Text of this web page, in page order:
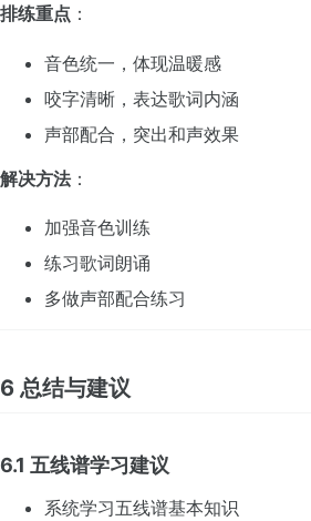
排练重点 ：
音色统一，体现温暖感
咬字清晰，表达歌词内涵
声部配合，突出和声效果
解决方法：
加强音色训练
练习歌词朗诵
多做声部配合练习
6 总结与建议
6.1 五线谱学习建议
系统学习五线谱基本知识